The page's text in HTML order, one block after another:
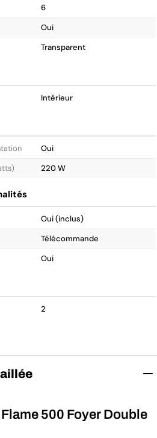
6
Oui
Transparent
Intérieur
Oui
220 W
Oui (inclus)
Télécommande
Oui
2
500 Foyer Double